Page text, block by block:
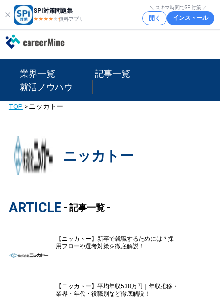
SPI対策問題集
★★★★ ★★
無料アプリ
＼ スキマ時間でSPI対策 ／
開く インストール
業界一覧
記事一覧
就活ノウハウ
TOP > ニッカトー
ニッカトー
ARTICLE - 記事一覧 -
【ニッカトー】新卒で就職するためには？採
用フローや選考対策を徹底解説！
【ニッカトー】平均年収538万円｜年収推移・
業界・年代・役職別など徹底解説！